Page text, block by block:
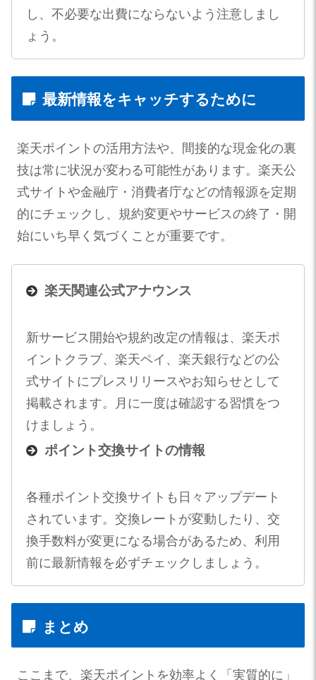
し、不必要な出費にならないよう注意しまし
ょう。
最新情報をキャッチするために
楽天ポイントの活用方法や、間接的な現金化の裏
技は常に状況が変わる可能性があります。楽天公
式サイトや金融庁・消費者庁などの情報源を定期
的にチェックし、規約変更やサービスの終了・開
始にいち早く気づくことが重要です。
楽天関連公式アナウンス
新サービス開始や規約改定の情報は、楽天ポ
イントクラブ、楽天ペイ、楽天銀行などの公
式サイトにプレスリリースやお知らせとして
掲載されます。月に一度は確認する習慣をつ
けましょう。
ポイント交換サイトの情報
各種ポイント交換サイトも日々アップデート
されています。交換レートが変動したり、交
換手数料が変更になる場合があるため、利用
前に最新情報を必ずチェックしましょう。
まとめ
ここまで、楽天ポイントを効率よく「実質的に」